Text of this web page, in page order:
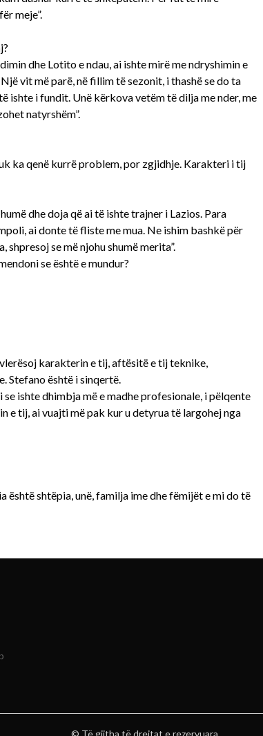
meje”.
dhe Lotito e ndau, ai ishte mirë me ndryshimin e
vit më parë, në fillim të sezonit, i thashë se do ta
ishte i fundit. Unë kërkova vetëm të dilja me nder, me
natyrshëm”.
ka qenë kurrë problem, por zgjidhje. Karakteri i tij
dhe doja që ai të ishte trajner i Lazios. Para
ai donte të fliste me mua. Ne ishim bashkë për
se më njohu shumë merita”.
se është e mundur?
karakterin e tij, aftësitë e tij teknike,
Stefano është i sinqertë.
ishte dhimbja më e madhe profesionale, i pëlqente
e tij, ai vuajti më pak kur u detyrua të largohej nga
është shtëpia, unë, familja ime dhe fëmijët e mi do të
© Të gjitha të drejtat e rezervuara